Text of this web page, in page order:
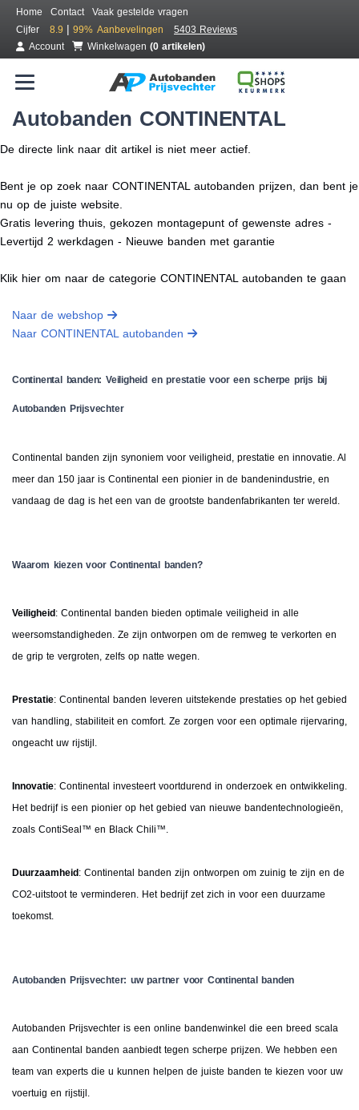
Home Contact
Vaak gestelde vragen
Cijfer
8.9 | 99% Aanbevelingen
5403 Reviews
Account
Winkelwagen (0 artikelen)
Autobanden CONTINENTAL
De directe link naar dit artikel is niet meer actief.
Bent je op zoek naar CONTINENTAL autobanden prijzen, dan bent je
nu op de juiste website.
Gratis levering thuis, gekozen montagepunt of gewenste adres -
Levertijd 2 werkdagen - Nieuwe banden met garantie
Klik hier om naar de categorie CONTINENTAL autobanden te gaan
Naar de webshop
Naar CONTINENTAL autobanden
Continental banden: Veiligheid en prestatie voor een scherpe prijs bij
Autobanden Prijsvechter
Continental banden zijn synoniem voor veiligheid, prestatie en innovatie. Al
meer dan 150 jaar is Continental een pionier in de bandenindustrie, en
vandaag de dag is het een van de grootste bandenfabrikanten ter wereld.
Waarom kiezen voor Continental banden?
Veiligheid : Continental banden bieden optimale veiligheid in alle
weersomstandigheden. Ze zijn ontworpen om de remweg te verkorten en
de grip te vergroten, zelfs op natte wegen.
Prestatie: Continental banden leveren uitstekende prestaties op het gebied
van handling, stabiliteit en comfort. Ze zorgen voor een optimale rijervaring,
ongeacht uw rijstijl.
Innovatie: Continental investeert voortdurend in onderzoek en ontwikkeling.
Het bedrijf is een pionier op het gebied van nieuwe bandentechnologieën,
zoals ContiSeal™ en Black Chili™.
Duurzaamheid : Continental banden zijn ontworpen om zuinig te zijn en de
CO2-uitstoot te verminderen. Het bedrijf zet zich in voor een duurzame
toekomst.
Autobanden Prijsvechter: uw partner voor Continental banden
Autobanden Prijsvechter is een online bandenwinkel die een breed scala
aan Continental banden aanbiedt tegen scherpe prijzen. We hebben een
team van experts die u kunnen helpen de juiste banden te kiezen voor uw
voertuig en rijstijl.